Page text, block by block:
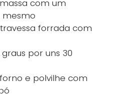
com um
forrada com
por uns 30
e polvilhe com